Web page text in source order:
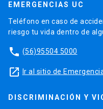
EMERGENCIAS UC
Teléfono en caso de
riesgo tu vida dentro de
phone (56)95504 5000
launch Ir al sitio de
DISCRIMINACIÓN Y